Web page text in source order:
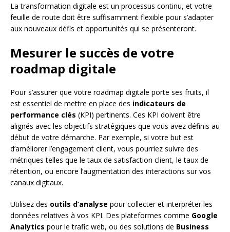
La transformation digitale est un processus continu, et votre
feuille de route doit être suffisamment flexible pour s’adapter
aux nouveaux défis et opportunités qui se présenteront.
Mesurer le succès de votre
roadmap digitale
Pour s’assurer que votre roadmap digitale porte ses fruits, il
est essentiel de mettre en place des indicateurs de
performance clés (KPI) pertinents. Ces KPI doivent être
alignés avec les objectifs stratégiques que vous avez définis au
début de votre démarche. Par exemple, si votre but est
d’améliorer l’engagement client, vous pourriez suivre des
métriques telles que le taux de satisfaction client, le taux de
rétention, ou encore l’augmentation des interactions sur vos
canaux digitaux.
Utilisez des outils d’analyse pour collecter et interpréter les
données relatives à vos KPI. Des plateformes comme Google
Analytics pour le trafic web, ou des solutions de Business